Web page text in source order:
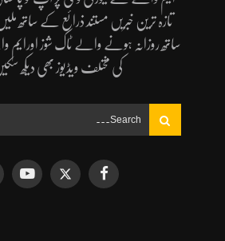
تازہ ترین خبریں مستند ذرائع کے ساتھ
ساتھ روزانہ ہونے والے ٹاک شوز
کی مختلف ویڈیوز بھی دیکھ